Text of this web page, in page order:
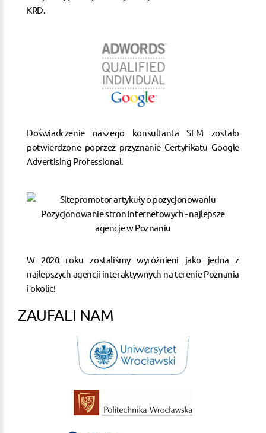
KRD.
Doświadczenie naszego konsultanta SEM zostało
potwierdzone poprzez przyznanie Certyfikatu Google
Advertising Professional.
W 2020 roku zostaliśmy wyróżnieni jako jedna z
najlepszych agencji interaktywnych na terenie Poznania
i okolic!
ZAUFALI NAM